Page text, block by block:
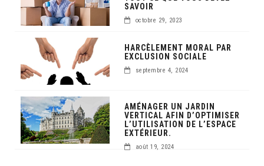
SAVOIR
octobre 29, 2023
HARCÈLEMENT MORAL PAR
EXCLUSION SOCIALE
septembre 4, 2024
AMÉNAGER UN JARDIN
VERTICAL AFIN D’OPTIMISER
L’UTILISATION DE L’ESPACE
EXTÉRIEUR.
août 19, 2024